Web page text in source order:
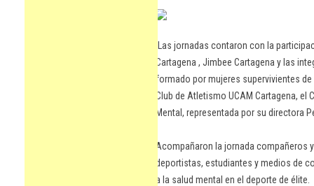
Las jornadas contaron con la
Cartagena , Jimbee Cartagena y las
formado por mujeres supervivientes
Club de Atletismo UCAM Cartagena,
Mental, representada por su directora
Acompañaron la jornada compañeros
deportistas, estudiantes y medios de
a la salud mental en el deporte de élite.